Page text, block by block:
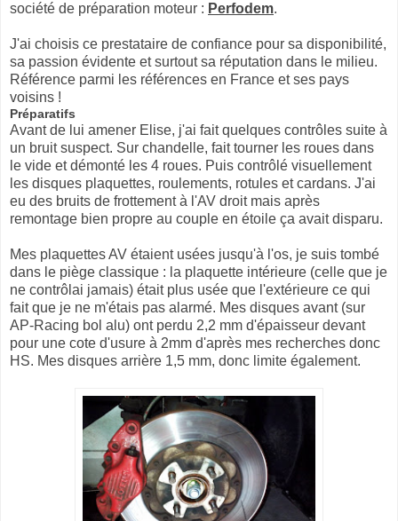
société de préparation moteur : Perfodem.
J'ai choisis ce prestataire de confiance pour sa disponibilité,
sa passion évidente et surtout sa réputation dans le milieu.
Référence parmi les références en France et ses pays
voisins !
Préparatifs
Avant de lui amener Elise, j'ai fait quelques contrôles suite à
un bruit suspect. Sur chandelle, fait tourner les roues dans
le vide et démonté les 4 roues. Puis contrôlé visuellement
les disques plaquettes, roulements, rotules et cardans. J'ai
eu des bruits de frottement à l'AV droit mais après
remontage bien propre au couple en étoile ça avait disparu.
Mes plaquettes AV étaient usées jusqu'à l'os, je suis tombé
dans le piège classique : la plaquette intérieure (celle que je
ne contrôlai jamais) était plus usée que l'extérieure ce qui
fait que je ne m'étais pas alarmé. Mes disques avant (sur
AP-Racing bol alu) ont perdu 2,2 mm d'épaisseur devant
pour une cote d'usure à 2mm d'après mes recherches donc
HS. Mes disques arrière 1,5 mm, donc limite également.